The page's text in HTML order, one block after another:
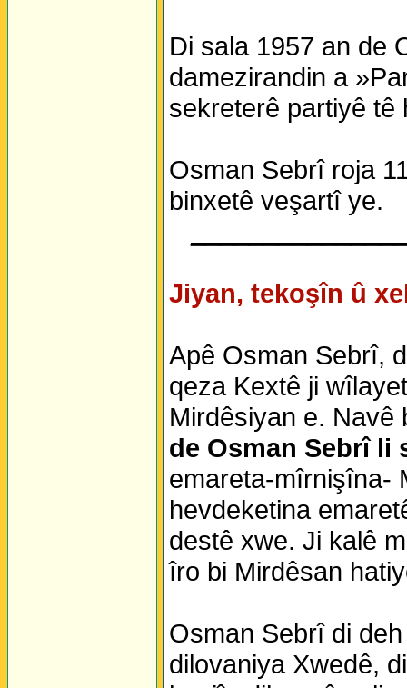
Di sala 1957 an de
damezirandin a
sekreterê partiyê tê
Osman Sebrî roja
binxetê veşartî ye.
Jiyan, tekoşîn û
Apê Osman Sebrî,
qeza Kextê ji
Mirdêsiyan e.
de Osman Sebrî li
emareta-mîrnişîna-
hevdeketina
destê xwe. Ji kalê
îro bi Mirdêsan
Osman Sebrî di
dilovaniya Xwedê,